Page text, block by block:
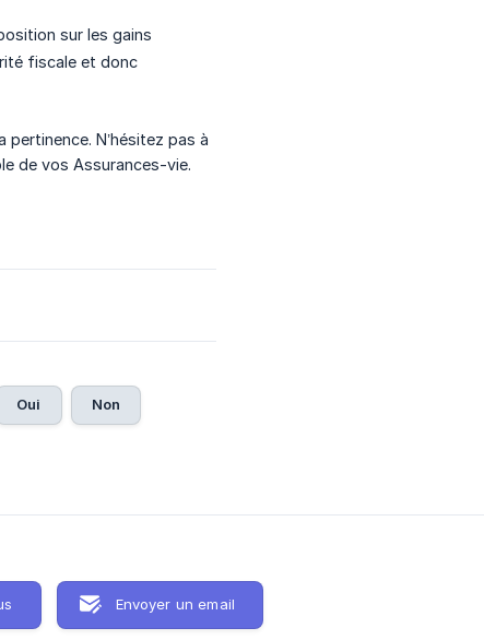
sur les gains
fiscale et donc
pertinence. N’hésitez pas à
de vos Assurances-vie.
Oui Non
Envoyer un email